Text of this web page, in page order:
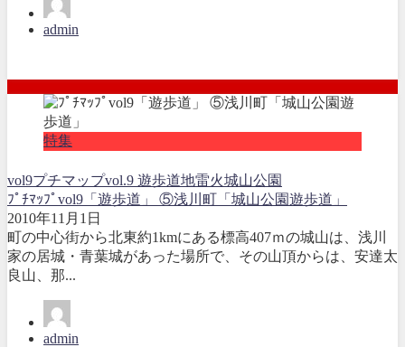
admin
特集
vol9プチマップvol.9 遊歩道地雷火城山公園
ﾌﾟﾁﾏｯﾌﾟvol9「遊歩道」 ⑤浅川町「城山公園遊歩道」
2010年11月1日
町の中心街から北東約1kmにある標高407ｍの城山は、浅川
家の居城・青葉城があった場所で、その山頂からは、安達太
良山、那...
admin